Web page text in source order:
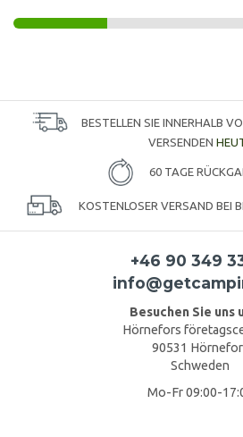
BESTELLEN SIE INNERHALB
VERSENDEN
60 TAGE
KOSTENLOSER VERSAND BEI
+46 90 349
Besuchen Sie uns
Hörnefors
90531
Schweden
Mo-Fr 09:00-